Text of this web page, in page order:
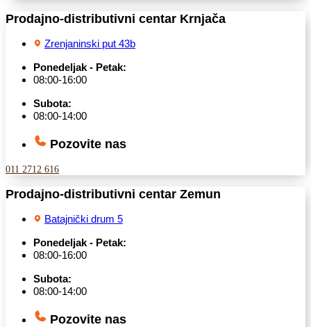
Prodajno-distributivni centar Krnjača
Zrenjaninski put 43b
Ponedeljak - Petak:
08:00-16:00
Subota:
08:00-14:00
Pozovite nas
011 2712 616
Prodajno-distributivni centar Zemun
Batajnički drum 5
Ponedeljak - Petak:
08:00-16:00
Subota:
08:00-14:00
Pozovite nas